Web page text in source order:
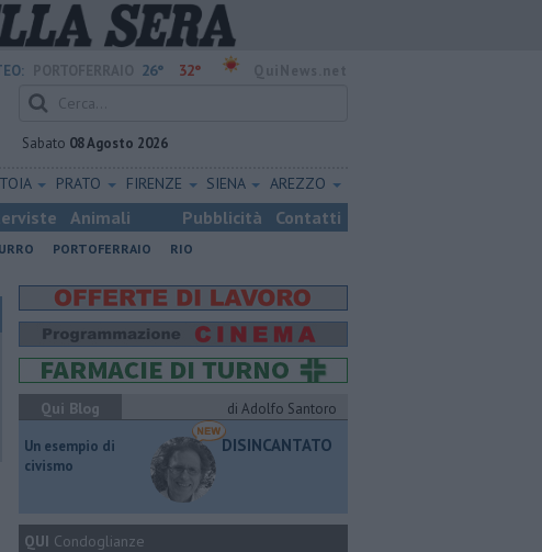
26° 32°
Sabato 08 Agosto 2026
PRATO FIRENZE SIENA AREZZO
Animali Pubblicità Contatti
PORTOFERRAIO RIO
Qui Blog
di Adolfo Santoro
​Un esempio di
civismo
DISINCANTATO
QUI Condoglianze